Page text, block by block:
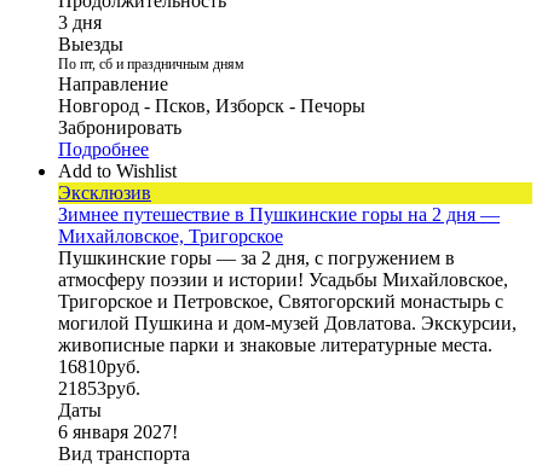
3 дня
Выезды
По пт, сб и праздничным дням
Направление
Новгород - Псков, Изборск - Печоры
Забронировать
Подробнее
Add to Wishlist
Эксклюзив
Зимнее путешествие в Пушкинские горы на 2 дня —
Михайловское, Тригорское
Пушкинские горы — за 2 дня, с погружением в
атмосферу поэзии и истории! Усадьбы Михайловское,
Тригорское и Петровское, Святогорский монастырь с
могилой Пушкина и дом-музей Довлатова. Экскурсии,
живописные парки и знаковые литературные места.
16810руб.
21853руб.
Даты
6 января 2027!
Вид транспорта